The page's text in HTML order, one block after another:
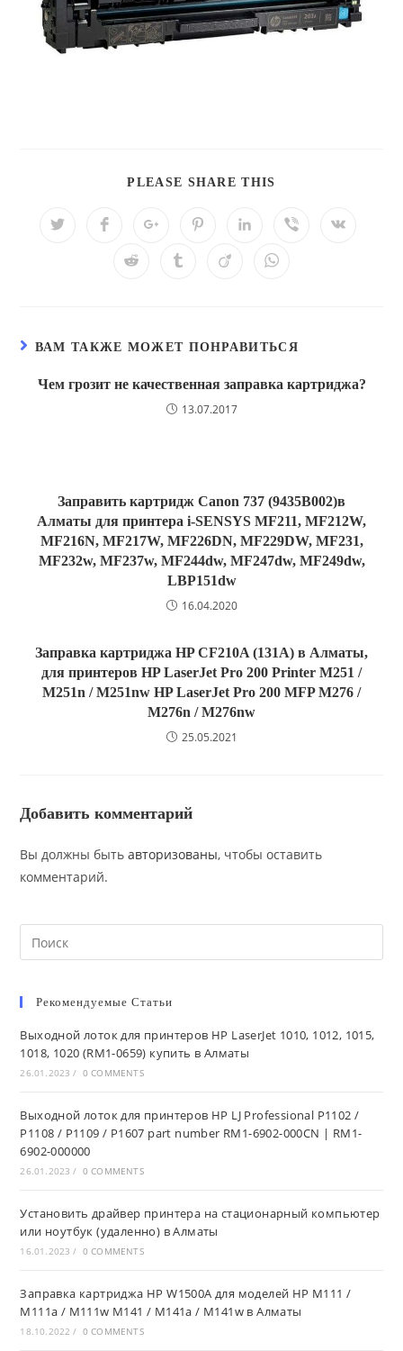
PLEASE SHARE THIS
ОткрываетсяОткрывается
новом
окне
Открывается
новом
окне
Открывается
новом
окне
Открывается
новом
окне
Открывается
ОткрываетсяОткрываетсяОткрываетсяОткрывается
ВАМ ТАКЖЕ МОЖЕТ ПОНРАВИТЬСЯ
Чем грозит не качественная заправка картриджа?
13.07.2017
Заправить картридж Canon 737 (9435B002)в
Алматы для принтера i-SENSYS MF211, MF212W,
MF216N, MF217W, MF226DN, MF229DW, MF231,
MF232w, MF237w, MF244dw, MF247dw, MF249dw,
LBP151dw
16.04.2020
Заправка картриджа HP CF210A (131A) в Алматы,
для принтеров HP LaserJet Pro 200 Printer M251 /
M251n / M251nw HP LaserJet Pro 200 MFP M276 /
M276n / M276nw
25.05.2021
Добавить комментарий
Вы должны бытьавторизованы, чтобы оставить
комментарий.
Search
this
Рекомендуемые Статьи
Выходной лоток для принтеров HP LaserJet 1010, 1012, 1015,
1018, 1020 (RM1-0659) купить в Алматы
26.01.2023 / 0 COMMENTS
Выходной лоток для принтеров HP LJ Professional P1102 /
P1108 / P1109 / P1607 part number RM1-6902-000CN | RM1-
6902-000000
26.01.2023 / 0 COMMENTS
Установить драйвер принтера на стационарный компьютер
или ноутбук (удаленно) в Алматы
16.01.2023 / 0 COMMENTS
Заправка картриджа HP W1500A для моделей HP M111 /
M111a / M111w M141 / M141a / M141w в Алматы
18.10.2022 / 0 COMMENTS